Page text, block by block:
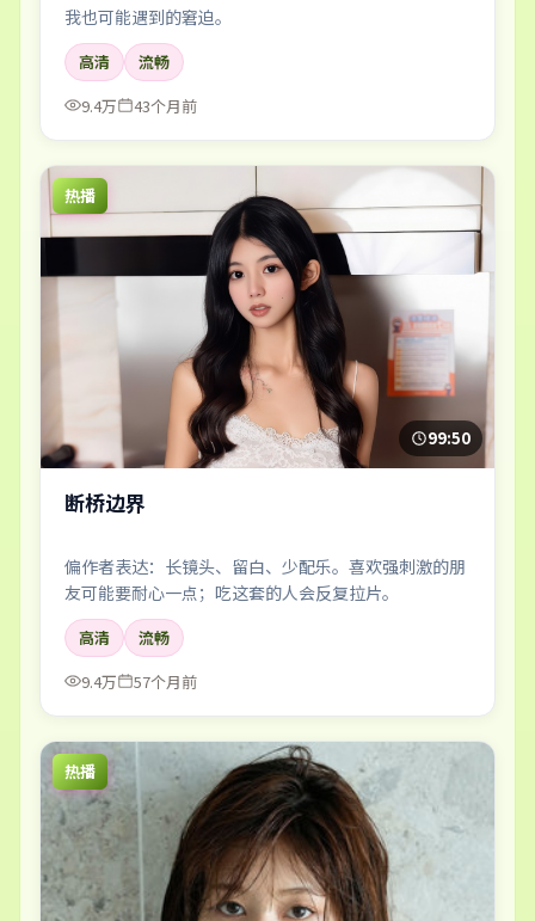
我也可能遇到的窘迫。
高清
流畅
9.4万
43个月前
热播
99:50
断桥边界
偏作者表达：长镜头、留白、少配乐。喜欢强刺激的朋
友可能要耐心一点；吃这套的人会反复拉片。
高清
流畅
9.4万
57个月前
热播